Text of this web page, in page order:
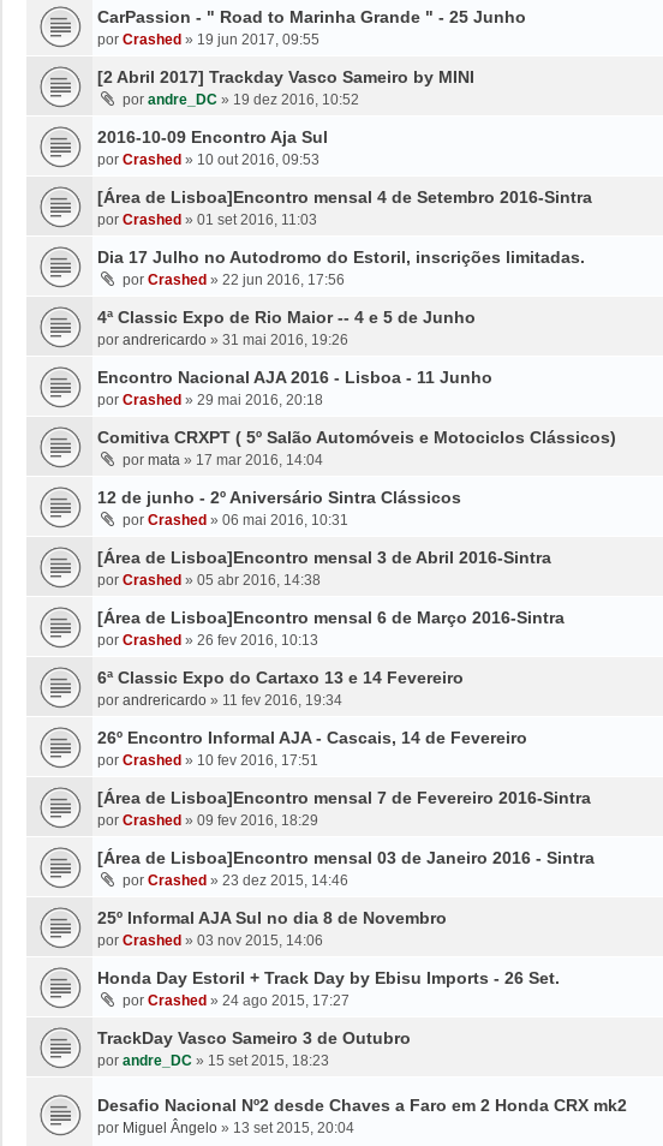
CarPassion - " Road to Marinha Grande " - 25 Junho
por Crashed » 19 jun 2017, 09:55
[2 Abril 2017] Trackday Vasco Sameiro by MINI
por andre_DC » 19 dez 2016, 10:52
2016-10-09 Encontro Aja Sul
por Crashed » 10 out 2016, 09:53
[Área de Lisboa]Encontro mensal 4 de Setembro 2016-Sintra
por Crashed » 01 set 2016, 11:03
Dia 17 Julho no Autodromo do Estoril, inscrições limitadas.
por Crashed » 22 jun 2016, 17:56
4ª Classic Expo de Rio Maior -- 4 e 5 de Junho
por andrericardo » 31 mai 2016, 19:26
Encontro Nacional AJA 2016 - Lisboa - 11 Junho
por Crashed » 29 mai 2016, 20:18
Comitiva CRXPT ( 5º Salão Automóveis e Motociclos Clássicos)
por mata » 17 mar 2016, 14:04
12 de junho - 2º Aniversário Sintra Clássicos
por Crashed » 06 mai 2016, 10:31
[Área de Lisboa]Encontro mensal 3 de Abril 2016-Sintra
por Crashed » 05 abr 2016, 14:38
[Área de Lisboa]Encontro mensal 6 de Março 2016-Sintra
por Crashed » 26 fev 2016, 10:13
6ª Classic Expo do Cartaxo 13 e 14 Fevereiro
por andrericardo » 11 fev 2016, 19:34
26º Encontro Informal AJA - Cascais, 14 de Fevereiro
por Crashed » 10 fev 2016, 17:51
[Área de Lisboa]Encontro mensal 7 de Fevereiro 2016-Sintra
por Crashed » 09 fev 2016, 18:29
[Área de Lisboa]Encontro mensal 03 de Janeiro 2016 - Sintra
por Crashed » 23 dez 2015, 14:46
25º Informal AJA Sul no dia 8 de Novembro
por Crashed » 03 nov 2015, 14:06
Honda Day Estoril + Track Day by Ebisu Imports - 26 Set.
por Crashed » 24 ago 2015, 17:27
TrackDay Vasco Sameiro 3 de Outubro
por andre_DC » 15 set 2015, 18:23
Desafio Nacional Nº2 desde Chaves a Faro em 2 Honda CRX mk2
por Miguel Ângelo » 13 set 2015, 20:04